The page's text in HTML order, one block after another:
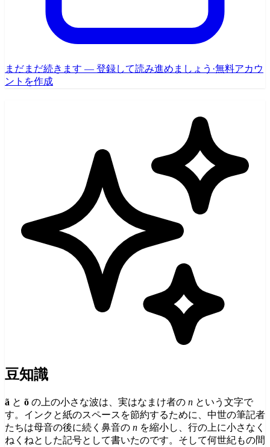
まだまだ続きます — 登録して読み進めましょう ·無料アカウ
ントを作成
豆知識
ã と õ の上の小さな波は、実はなまけ者の n という文字で
す。インクと紙のスペースを節約するために、中世の筆記者
たちは母音の後に続く鼻音の n を縮小し、行の上に小さなく
ねくねとした記号として書いたのです。そして何世紀もの間